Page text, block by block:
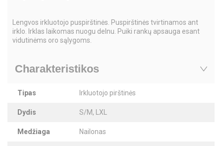
Lengvos irkluotojo puspirštinės. Puspirštinės tvirtinamos ant
irklo. Irklas laikomas nuogu delnu. Puiki rankų apsauga esant
vidutinėms oro sąlygoms.
Charakteristikos
Tipas Irkluotojo pirštinės
Dydis S/M, LXL
Medžiaga Nailonas